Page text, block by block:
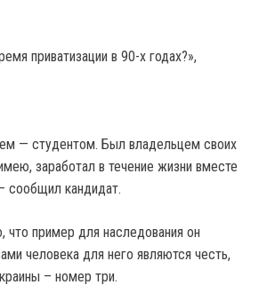
приватизации в 90-х годах?»,
— студентом. Был владельцем своих
заработал в течение жизни вместе
сообщил кандидат.
что пример для наследования он
человека для него являются честь,
– номер три.